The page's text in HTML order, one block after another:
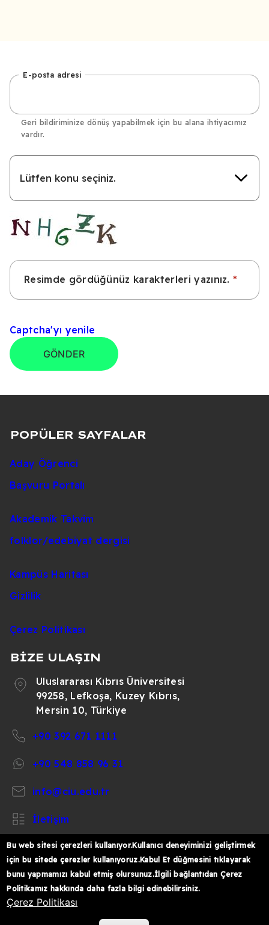
E-posta adresi
Geri bildiriminize dönüş yapabilmek için bu alana ihtiyacımız
vardır.
Konu
Seçiniz
Resimde gördüğünüz karakterleri yazınız.
Captcha'yı yenile
GÖNDER
POPÜLER SAYFALAR
Aday Öğrenci
Başvuru Portalı
Akademik Takvim
folklor/edebiyat dergisi
Kampüs Haritası
Gizlilik
Çerez Politikası
BİZE ULAŞIN
Uluslararası Kıbrıs Üniversitesi
99258, Lefkoşa, Kuzey Kıbrıs,
Mersin 10, Türkiye
+90 392 671 1111
+90 548 858 96 31
info@ciu.edu.tr
İletişim
https://www.facebook.com/CIUOfficial
https://twitter.com/CIUOfficial
https://www.instagram.com/
https://www.youtube.com/
https://
k%C4%B1br%C4%B1s-
© 2026 Uluslararası Kıbrıs Üniversitesi
Bu web sitesi çerezleri kullanıyor.Kullanıcı deneyiminizi geliştirmek
için bu sitede çerezler kullanıyoruz.Kabul Et düğmesini tıklayarak
bunu yapmamızı kabul etmiş olursunuz.İlgili bağlantıdan Çerez
Politikamız hakkında daha fazla bilgi edinebilirsiniz.
Çerez Politikası